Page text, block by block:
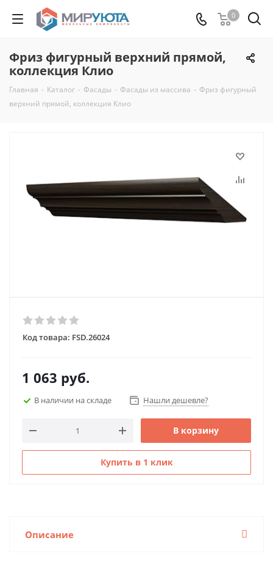
0
Фриз фигурный верхний прямой,
коллекция Клио
Главная - Каталог - Фасады - Фасады из массива - Фриз фигурный
верхний прямой, коллекция Клио
Код товара: FSD.26024
1 063 руб.
В наличии на складе Нашли дешевле?
В корзину
Купить в 1 клик
Описание